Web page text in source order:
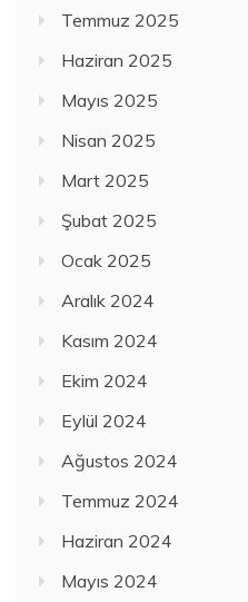
Temmuz 2025
Haziran 2025
Mayıs 2025
Nisan 2025
Mart 2025
Şubat 2025
Ocak 2025
Aralık 2024
Kasım 2024
Ekim 2024
Eylül 2024
Ağustos 2024
Temmuz 2024
Haziran 2024
Mayıs 2024